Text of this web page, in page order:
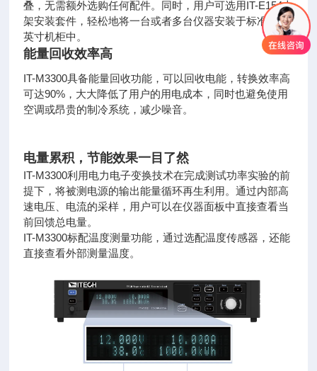
叠，无需额外选购任何配件。同时，用户可选用IT-E154上
架安装套件，轻松地将一台或者多台仪器安装于标准的19
英寸机柜中。
能量回收效率高
IT-M3300具备能量回收功能，可以回收电能，转换效率高
可达90%，大大降低了用户的用电成本，同时也避免使用
空调或昂贵的制冷系统，减少噪音。
电量累积，节能效果一目了然
IT-M3300利用电力电子变换技术在完成测试功率实验的前
提下，将被测电源的输出能量循环再生利用。通过内部高
速电压、电流的采样，用户可以在仪器面板中直接查看当
前回馈总电量。
IT-M3300标配温度测量功能，通过选配温度传感器，还能
直接查看外部测量温度。